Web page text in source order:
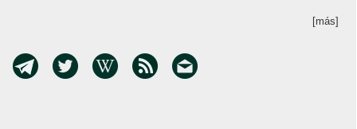
[más]